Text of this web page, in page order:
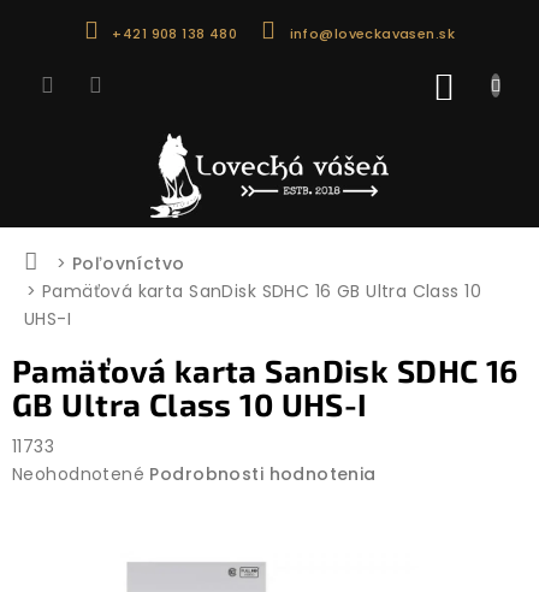
+421 908 138 480 info@loveckavasen.sk
Domov
Poľovníctvo
Pamäťová karta SanDisk SDHC 16 GB Ultra Class 10
UHS-I
Pamäťová karta SanDisk SDHC 16
GB Ultra Class 10 UHS-I
11733
Priemerné
Neohodnotené Podrobnosti hodnotenia